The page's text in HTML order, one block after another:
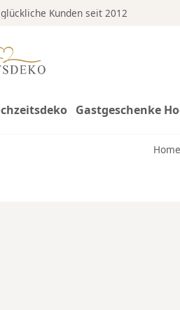
Kunden seit 2012
Gastgeschenke
Home